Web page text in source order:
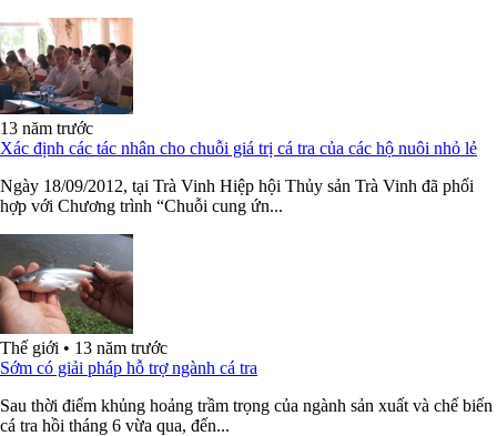
13 năm trước
Xác định các tác nhân cho chuỗi giá trị cá tra của các hộ nuôi nhỏ lẻ
Ngày 18/09/2012, tại Trà Vinh Hiệp hội Thủy sản Trà Vinh đã phối
hợp với Chương trình “Chuỗi cung ứn...
Thế giới • 13 năm trước
Sớm có giải pháp hỗ trợ ngành cá tra
Sau thời điểm khủng hoảng trầm trọng của ngành sản xuất và chế biến
cá tra hồi tháng 6 vừa qua, đến...